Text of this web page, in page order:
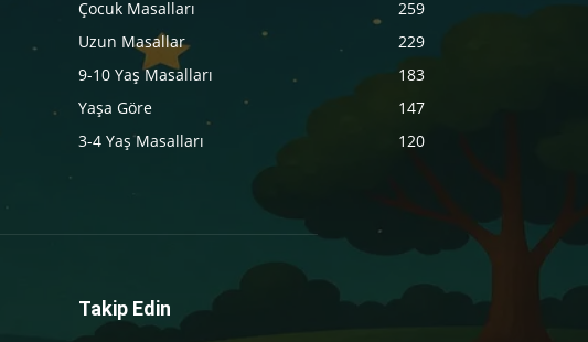
‍Çocuk Masalları
259
Uzun Masallar
229
9-10 Yaş Masalları
183
Yaşa Göre
147
3-4 Yaş Masalları
120
Takip Edin